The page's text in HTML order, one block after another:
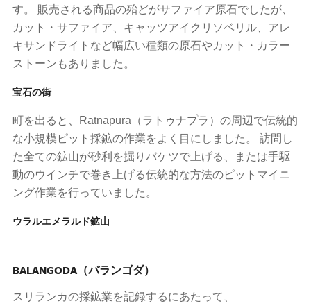
す。 販売される商品の殆どがサファイア原石でしたが、
カット・サファイア、キャッツアイクリソベリル、アレ
キサンドライトなど幅広い種類の原石やカット・カラー
ストーンもありました。
宝石の街
町を出ると、Ratnapura（ラトゥナプラ）の周辺で伝統的
な小規模ピット採鉱の作業をよく目にしました。 訪問し
た全ての鉱山が砂利を掘りバケツで上げる、または手駆
動のウインチで巻き上げる伝統的な方法のピットマイニ
ング作業を行っていました。
ウラルエメラルド鉱山
BALANGODA（バランゴダ）
スリランカの採鉱業を記録するにあたって、